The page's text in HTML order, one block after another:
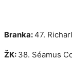
Branka:47.
ŽK: 38. Séamus